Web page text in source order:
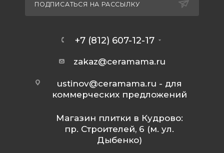
ПОДПИСАТЬСЯ НА РАССЫЛКУ
+7 (812) 607-12-17
zakaz@ceramama.ru
ustinov@ceramama.ru - для
коммерческих предложений
Магазин плитки в Кудрово:
пр. Строителей, 6 (м. ул.
Дыбенко)